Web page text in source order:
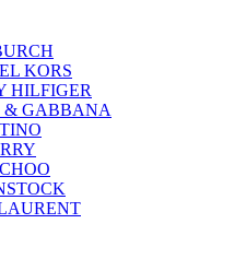
KORS
HILFIGER
& GABBANA